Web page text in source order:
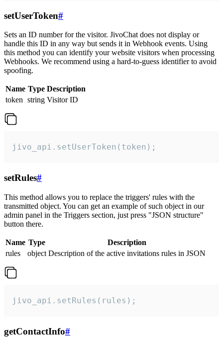
setUserToken#
Sets an ID number for the visitor. JivoChat does not display or
handle this ID in any way but sends it in Webhook events. Using
this method you can identify your website visitors when processing
Webhooks. We recommend using a hard-to-guess identifier to avoid
spoofing.
Name Type Description
token string Visitor ID
jivo_api.setUserToken(token);
setRules#
This method allows you to replace the triggers' rules with the
transmitted object. You can get an example of such object in our
admin panel in the Triggers section, just press "JSON structure"
button there.
Name Type
Description
rules
object Description of the active invitations rules in JSON
jivo_api.setRules(rules);
getContactInfo#